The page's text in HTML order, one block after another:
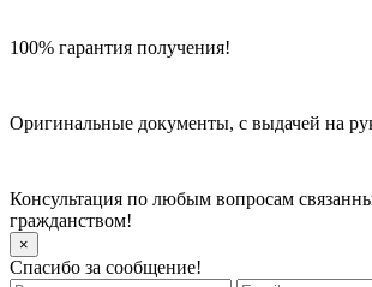
100% гарантия получения!
Оригинальные документы, с выдачей на
Консультация по любым вопросам
гражданством!
×
Спасибо за сообщение!